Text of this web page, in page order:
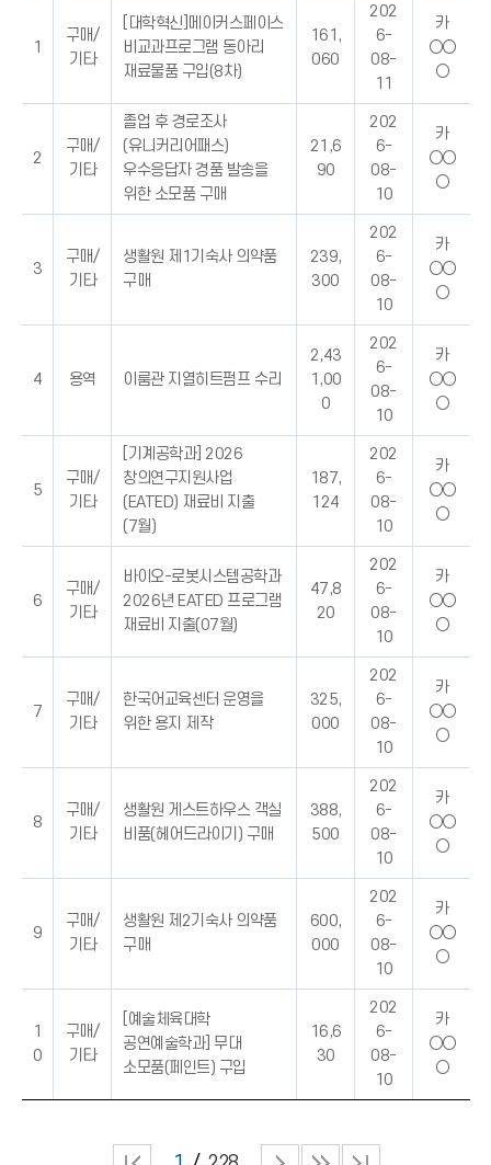
1
구매/
기타
[대학혁신]메이커스페이스
비교과프로그램 동아리
재료물품 구입(8차)
161,
060
202
6-
08-
11
카
○○
○
2
구매/
기타
졸업 후 경로조사
(유니커리어패스)
우수응답자 경품 발송을
위한 소모품 구매
21,6
90
202
6-
08-
10
카
○○
○
3
구매/
기타
생활원 제1기숙사 의약품
구매
239,
300
202
6-
08-
10
카
○○
○
4 용역 이룸관 지열히트펌프 수리
2,43
1,00
0
202
6-
08-
10
카
○○
○
5
구매/
기타
[기계공학과] 2026
창의연구지원사업
(EATED) 재료비 지출
(7월)
187,
124
202
6-
08-
10
카
○○
○
6
구매/
기타
바이오-로봇시스템공학과
2026년 EATED 프로그램
재료비 지출(07월)
47,8
20
202
6-
08-
10
카
○○
○
7
구매/
기타
한국어교육센터 운영을
위한 용지 제작
325,
000
202
6-
08-
10
카
○○
○
8
구매/
기타
생활원 게스트하우스 객실
비품(헤어드라이기) 구매
388,
500
202
6-
08-
10
카
○○
○
9
구매/
기타
생활원 제2기숙사 의약품
구매
600,
000
202
6-
08-
10
카
○○
○
1
0
구매/
기타
[예술체육대학
공연예술학과] 무대
소모품(페인트) 구입
16,6
30
202
6-
08-
10
카
○○
○